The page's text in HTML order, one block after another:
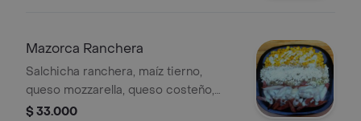
Mazorca Ranchera
Salchicha ranchera, maíz tierno,
queso mozzarella, queso costeño,
lechuga, papa chongo y salsa tártara.
$ 33.000